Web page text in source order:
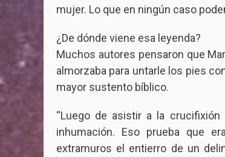
mujer. Lo que en ningún caso
¿De dónde viene esa leyenda?
Muchos autores pensaron que
almorzaba para untarle los pies
mayor sustento bíblico.
“Luego de asistir a la
inhumación. Eso prueba que
extramuros el entierro de un